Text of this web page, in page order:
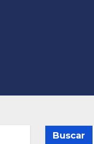
Buscar